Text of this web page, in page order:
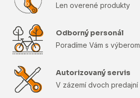
Len overené produkty
Odborný personál
Poradíme Vám s výberom
Autorizovaný servis
V zázemí dvoch predajní